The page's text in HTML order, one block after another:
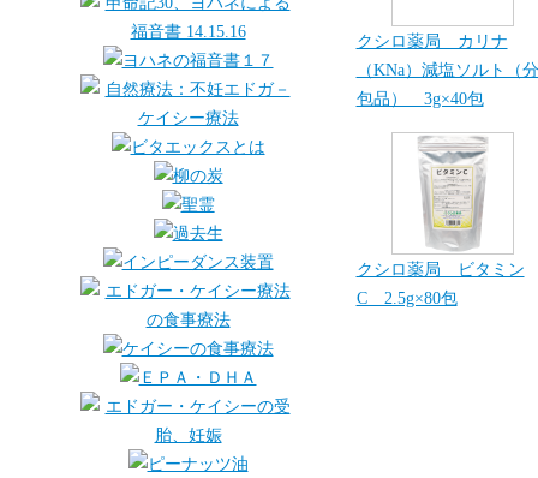
クシロ薬局 カリナ
（KNa）減塩ソルト（分
包品） 3g×40包
クシロ薬局 ビタミン
C 2.5g×80包